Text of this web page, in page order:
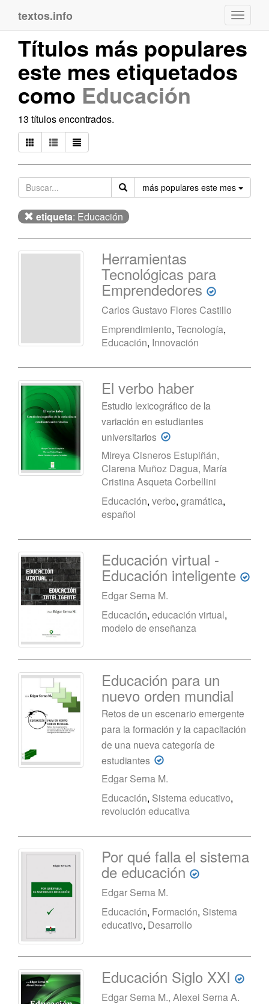
textos.info
Títulos más populares
este mes etiquetados
como Educación
13 títulos encontrados.
más populares este mes
etiqueta: Educación
Herramientas
Tecnológicas para
Emprendedores
Carlos Gustavo Flores Castillo
Emprendimiento,Tecnología,
Educación, Innovación
El verbo haber
Estudio lexicográfico de la
variación en estudiantes
universitarios
Mireya Cisneros Estupiñán,
Clarena Muñoz Dagua, María
Cristina Asqueta Corbellini
Educación,verbo,gramática,
español
Educación virtual -
Educación inteligente
Edgar Serna M.
Educación,educación virtual,
modelo de enseñanza
Educación para un
nuevo orden mundial
Retos de un escenario emergente
para la formación y la capacitación
de una nueva categoría de
estudiantes
Edgar Serna M.
Educación, Sistema educativo,
revolución educativa
Por qué falla el sistema
de educación
Edgar Serna M.
Educación, Formación, Sistema
educativo, Desarrollo
Educación Siglo XXI
Edgar Serna M., Alexei Serna A.